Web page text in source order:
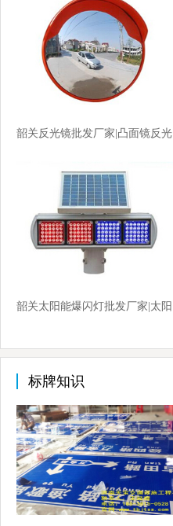
韶关反光镜批发厂家|凸面镜反光
韶关太阳能爆闪灯批发厂家|太阳
标牌知识